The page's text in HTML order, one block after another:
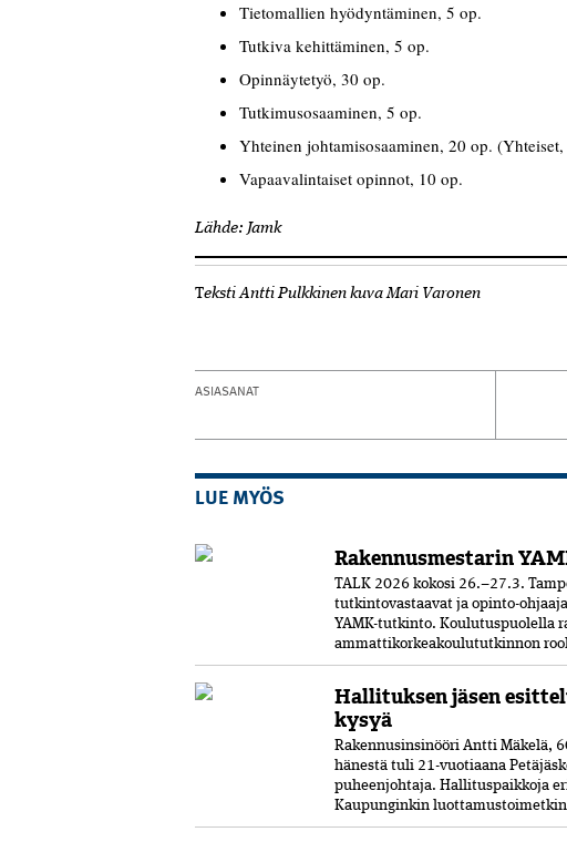
Tietomallien hyödyntäminen, 5 op.
Tutkiva kehittäminen, 5 op.
Opinnäytetyö, 30 op.
Tutkimusosaaminen, 5 op.
Yhteinen johtamisosaaminen, 20 op.
Vapaavalintaiset opinnot, 10 op.
Lähde: Jamk
Teksti Antti Pulkkinen kuva Mari Varonen
ASIASANAT
LUE MYÖS
Rakennusmestarin
TALK 2026 kokosi 26.–27.3.
tutkintovastaavat ja opinto-
YAMK-tutkinto. Koulutuspuolella
ammattikorkeakoulututkinnon
Hallituksen jäsen
kysyä
Rakennusinsinööri Antti Mäkelä,
hänestä tuli 21-vuo­tiaana
puheenjohtaja. Hallituspaikkoja
Kaupunginkin